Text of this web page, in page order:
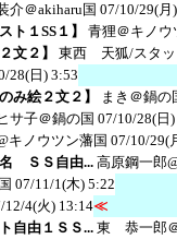
介＠akiharu国 07/10/29(月
ト１SS１】
青狸＠キノウ
文２】
東西 天狐/スタ
28(日) 3:53
み絵２文２】
まき＠鍋の
子＠鍋の国 07/10/28(日
キノウツン藩国 07/10/29(
名 ＳＳ自由... 高原鋼一郎
07/11/1(木) 5:22
12/4(火) 13:14≪
自由１ＳＳ...東 恭一郎